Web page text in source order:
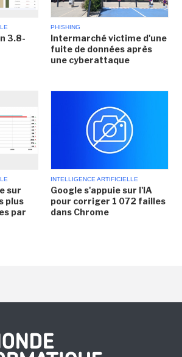
3.8-
PHISHING
Intermarché victime d'une
fuite de données après
une cyberattaque
sur
plus
par
INTELLIGENCE ARTIFICIELLE
Google s'appuie sur l'IA
pour corriger 1 072 failles
dans Chrome